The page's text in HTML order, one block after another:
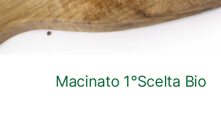
Macinato 1°Scelta Bio